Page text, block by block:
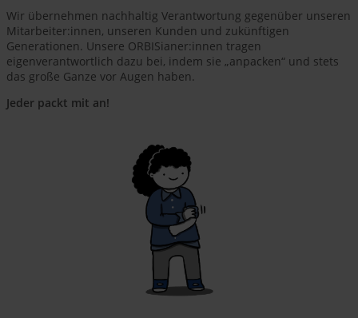
Wir übernehmen nachhaltig Verantwortung gegenüber unseren
Mitarbeiter:innen, unseren Kunden und zukünftigen
Generationen. Unsere ORBISianer:innen tragen
eigenverantwortlich dazu bei, indem sie „anpacken“ und stets
das große Ganze vor Augen haben.
Jeder packt mit an!